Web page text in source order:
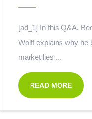
[ad_1] In this Q&A, Beowolff Capital CEO Andrew
Wolff explains why he
market lies ...
READ MORE